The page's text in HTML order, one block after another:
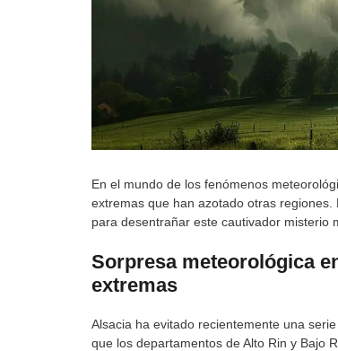
En el mundo de los fenómenos
extremas que han azotado otras
para desentrañar este cautivador misterio
Sorpresa meteorológica
extremas
Alsacia ha evitado recientemente una
que los departamentos de Alto Rin y Bajo